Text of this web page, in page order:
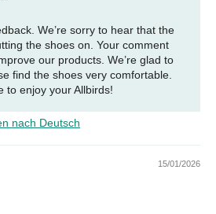
We’re sorry to hear that the
the shoes on. Your comment
our products. We’re glad to
find the shoes very comfortable.
to enjoy your Allbirds!
nach Deutsch
15/01/2026